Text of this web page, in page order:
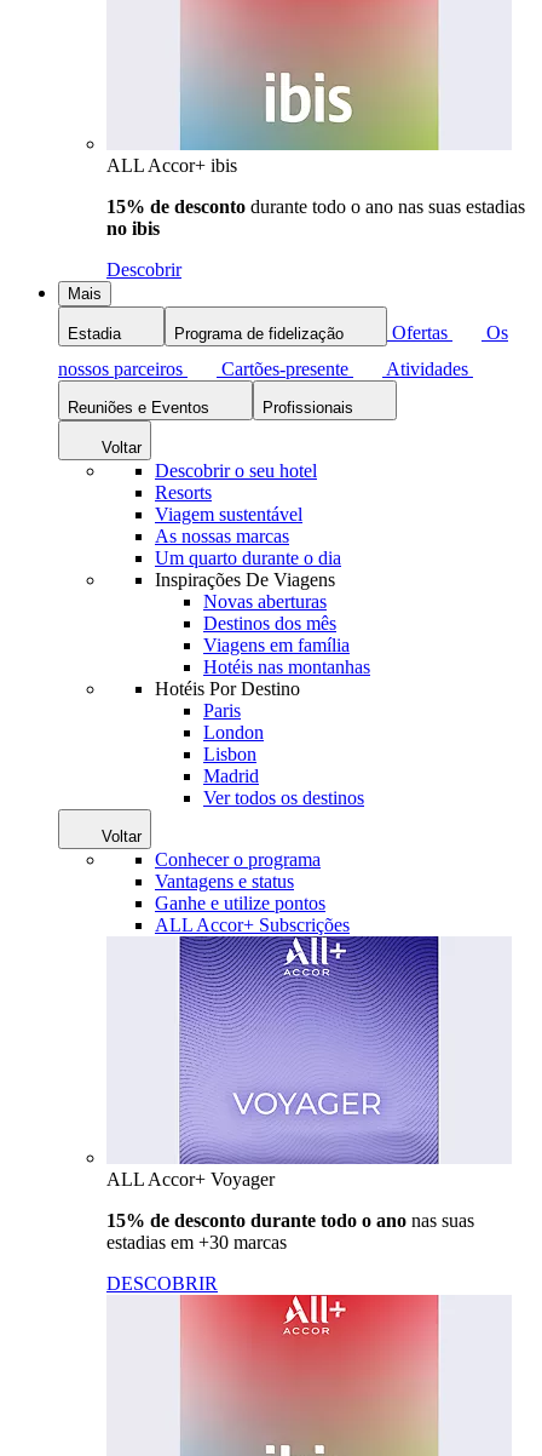
ALL Accor+ ibis
15% de desconto durante todo o ano nas suas estadias
no ibis
Descobrir
Mais
Estadia Programa de fidelização Ofertas
Os
nossos parceiros
Cartões-presente Atividades
Reuniões e Eventos Profissionais
Voltar
Descobrir o seu hotel
Resorts
Viagem sustentável
As nossas marcas
Um quarto durante o dia
Inspirações De Viagens
Novas aberturas
Destinos dos mês
Viagens em família
Hotéis nas montanhas
Hotéis Por Destino
Paris
London
Lisbon
Madrid
Ver todos os destinos
Voltar
Conhecer o programa
Vantagens e status
Ganhe e utilize pontos
ALL Accor+ Subscrições
ALL Accor+ Voyager
15% de desconto durante todo o ano nas suas
estadias em +30 marcas
DESCOBRIR